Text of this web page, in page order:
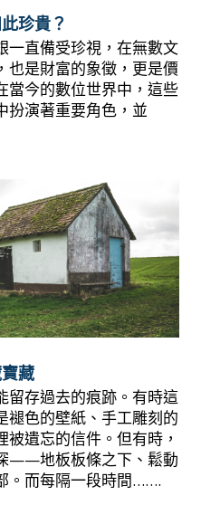
珍貴？
一直備受珍視，在無數文
也是財富的象徵，更是價
當今的數位世界中，這些
扮演著重要角色，並
藏
留存過去的痕跡。有時這
褪色的壁紙、手工雕刻的
遺忘的信件。但有時，
——地板板條之下、鬆動
。而每隔一段時間…….